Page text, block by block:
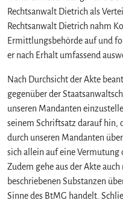
Rechtsanwalt Dietrich als
Rechtsanwalt Dietrich nahm
Ermittlungsbehörde auf und
er nach Erhalt umfassend
Nach Durchsicht der Akte
gegenüber der
unseren Mandanten
seinem Schriftsatz darauf hin,
durch unseren Mandanten
sich allein auf eine Vermutung
Zudem gehe aus der Akte
beschriebenen Substanzen
Sinne des BtMG handelt.